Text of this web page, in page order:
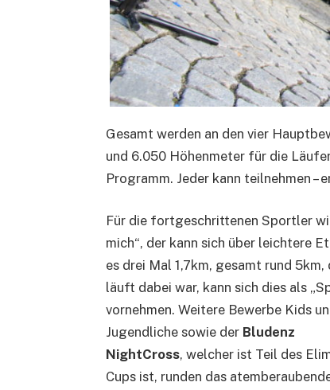
Gesamt werden an den vier
und 6.050 Höhenmeter für die
Programm. Jeder kann teilnehmen –
Für die fortgeschrittenen Sportler
mich“, der kann sich über leichtere
es drei Mal 1,7km, gesamt rund
läuft dabei war, kann sich dies als
vornehmen. Weitere Bewerbe Kids
Jugendliche sowie der Bludenz
NightCross, welcher ist Teil des
Cups ist, runden das